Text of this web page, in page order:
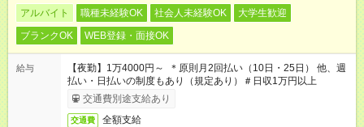
アルバイト 職種未経験OK 社会人未経験OK
大学生歓迎
ブランクOK
WEB登録・面接OK
給与
【夜勤】1万4000円～ ＊原則月2回払い（10日・25日） 他、週
払い・日払いの制度もあり（規定あり）＃日収1万円以上
交通費別途支給あり
交通費 全額支給